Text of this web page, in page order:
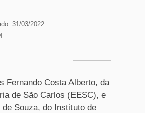
31/03/2022
Fernando Costa Alberto, da
de São Carlos (EESC), e
Souza, do Instituto de